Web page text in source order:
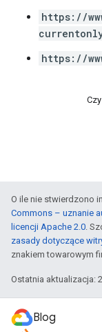
https://
https://
O ile nie stwierdzono
Commons – uznanie
licencji Apache 2.0.
zasady dotyczące
znakiem towarowym
Ostatnia aktualizacja:
Blog